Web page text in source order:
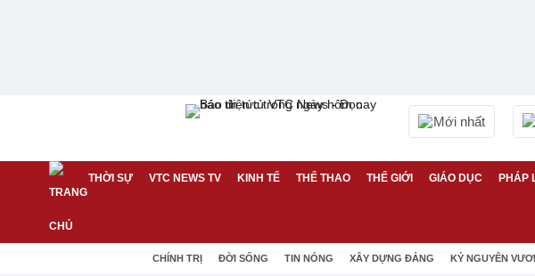
Mới nhất
THỜI SỰ VTC NEWS TV KINH TẾ THỂ THAO THẾ GIỚI GIÁO DỤC PHÁP
CHÍNH TRỊ ĐỜI SỐNG TIN NÓNG XÂY DỰNG ĐẢNG KỶ NGUYÊN